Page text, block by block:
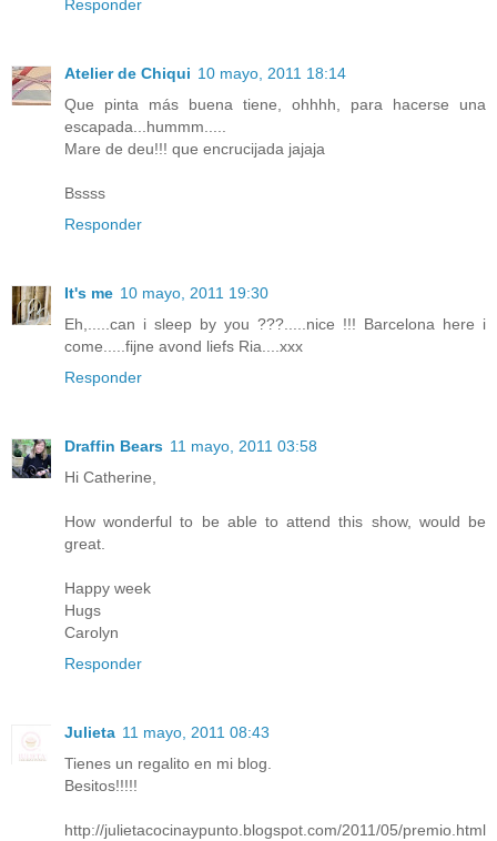
Responder
Atelier de Chiqui 10 mayo, 2011 18:14
Que pinta más buena tiene, ohhhh, para hacerse una
escapada...hummm.....
Mare de deu!!! que encrucijada jajaja
Bssss
Responder
It's me 10 mayo, 2011 19:30
Eh,.....can i sleep by you ???.....nice !!! Barcelona here i
come.....fijne avond liefs Ria....xxx
Responder
Draffin Bears 11 mayo, 2011 03:58
Hi Catherine,
How wonderful to be able to attend this show, would be
great.
Happy week
Hugs
Carolyn
Responder
Julieta 11 mayo, 2011 08:43
Tienes un regalito en mi blog.
Besitos!!!!!
http://julietacocinaypunto.blogspot.com/2011/05/premio.html